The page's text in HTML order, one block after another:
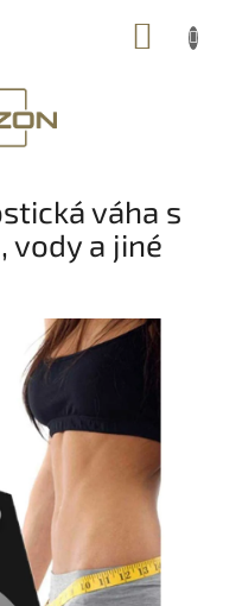
váha s
vody a jiné